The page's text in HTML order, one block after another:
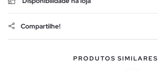
Compartilhe!
PRODUTOS SIMILARES